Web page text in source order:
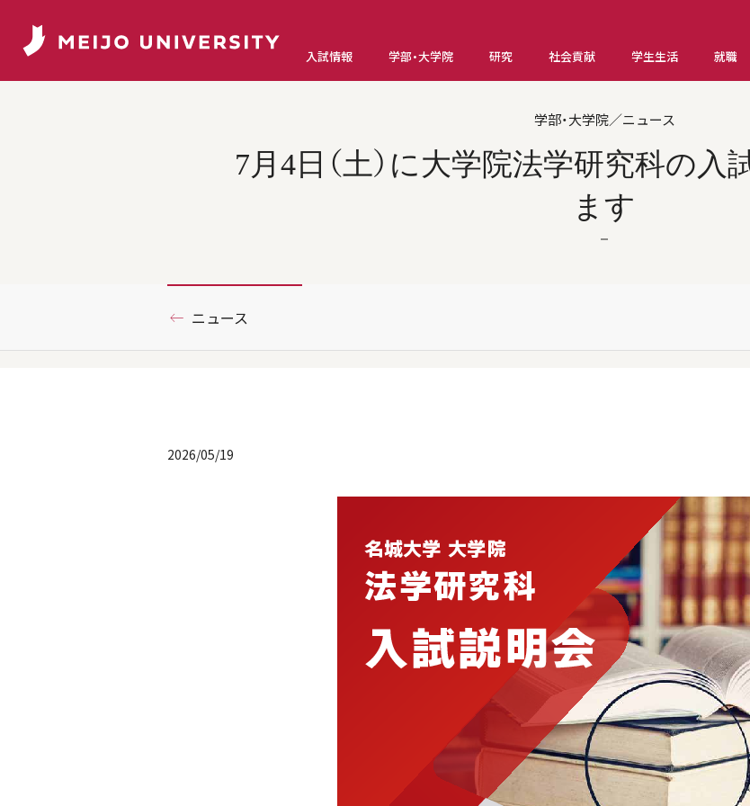
入試情報 学部・大学院 研究 社会貢献 学生生活 就職
学部・大学院／ニュース
7月4日（土）に大学院法学研究科の入
ます
ニュース
2026/05/19